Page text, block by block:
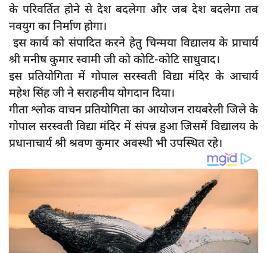
English
के परिवर्तित होने से देश बदलेगा और जब देश बदलेगा तब
नवयुग का निर्माण होगा।
इस कार्य को संपादित करने हेतु चिन्मया विद्यालय के प्राचार्य
श्री मनीष कुमार स्वामी जी को कोटि-कोटि साधुवाद।
इस प्रतियोगिता में गोपाल सरस्वती विद्या मंदिर के आचार्य
महेश सिंह जी ने सराहनीय योगदान दिया।
गीता श्लोक वाचन प्रतियोगिता का आयोजन रायबरेली जिले के
गोपाल सरस्वती विद्या मंदिर में संपन्न हुआ जिसमें विद्यालय के
प्रधानाचार्य श्री श्रवण कुमार अवस्थी भी उपस्थित रहे।